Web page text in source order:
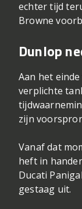
echter tijd
Browne
Dunlop
Aan het
verplichte
zijn
Vanaf dat
heft in
Ducati
gestaag uit.